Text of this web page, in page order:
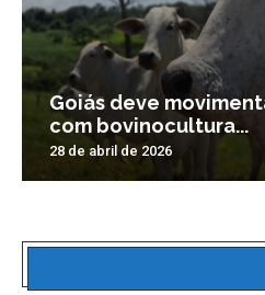
Goiás deve
com bovinocultura...
28 de abril de 2026